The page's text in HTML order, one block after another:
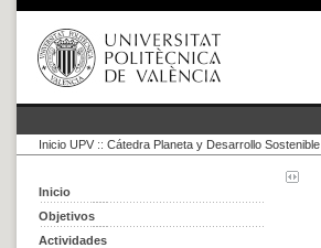
Inicio UPV :: Cátedra Planeta y Desarrollo Sostenible
Inicio
Objetivos
Actividades